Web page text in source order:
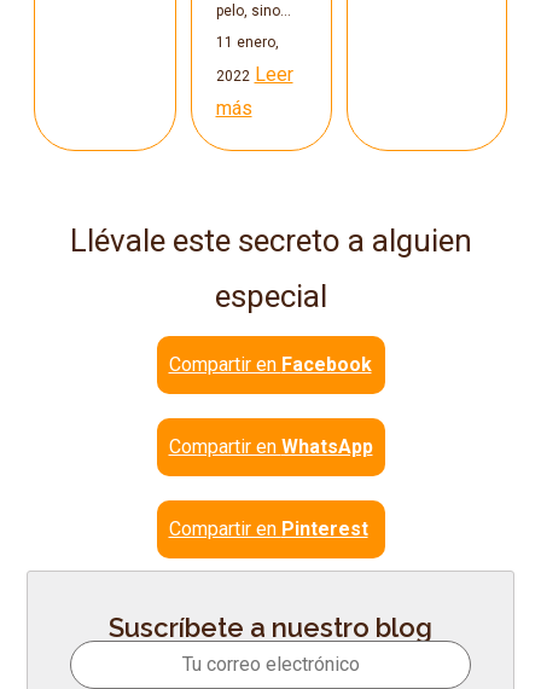
pelo, sino…
11 enero,
2022 Leer
más
Llévale este secreto a alguien
especial
Compartir en Facebook
Compartir en WhatsApp
Compartir en Pinterest
Suscríbete a nuestro blog